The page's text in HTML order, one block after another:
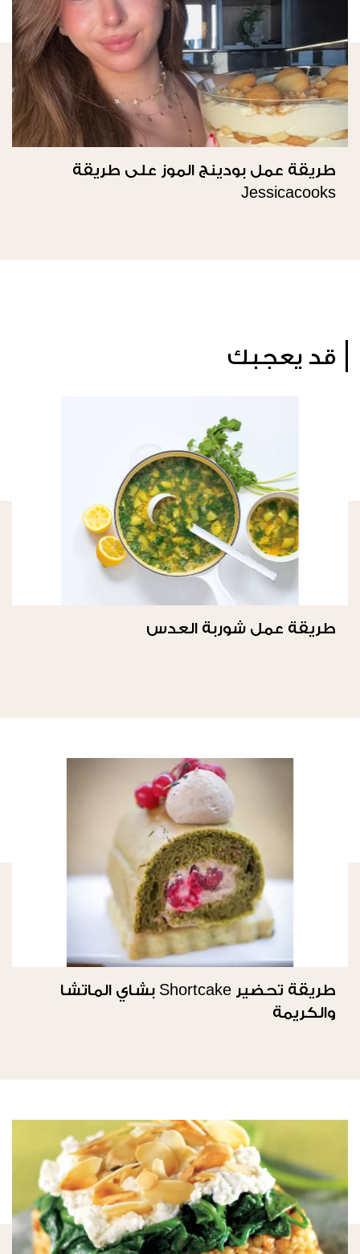
طريقة عمل بودينج الموز على طريقة
Jessicacooks
قد يعجبك
طريقة عمل شوربة العدس
طريقة تحضير Shortcake بشاي الماتشا
والكريمة